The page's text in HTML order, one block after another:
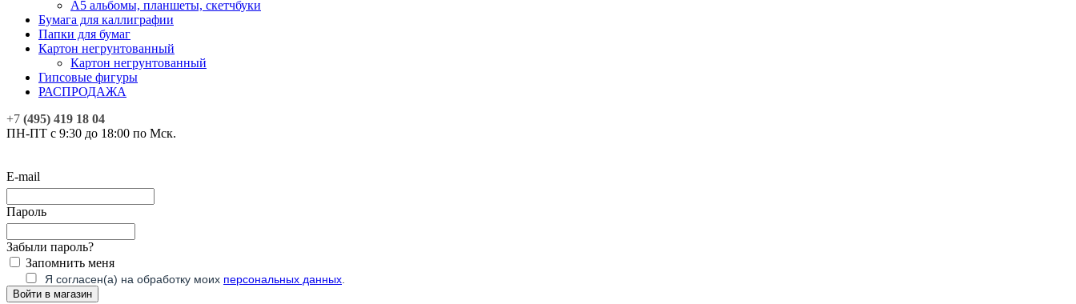
А5 альбомы, планшеты, скетчбуки
Бумага для каллиграфии
Папки для бумаг
Картон негрунтованный
Картон негрунтованный
Гипсовые фигуры
РАСПРОДАЖА
+7 (495) 419 18 04
ПН-ПТ с 9:30 до 18:00 по Мск.
E-mail
Пароль
Забыли пароль?
Запомнить меня
Я согласен(а) на обработку моих персональных данных